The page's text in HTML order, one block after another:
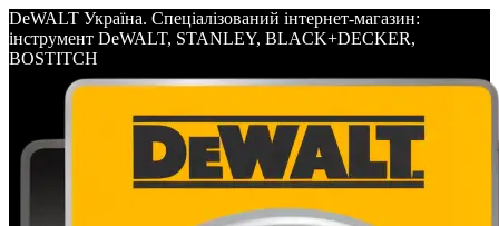
DeWALT Україна. Спеціалізований інтернет-магазин:
інструмент DeWALT, STANLEY, BLACK+DECKER,
BOSTITCH